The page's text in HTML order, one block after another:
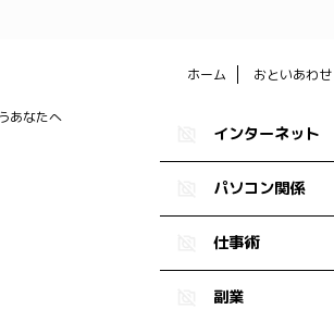
ホーム おといあわせ
インターネット
パソコン関係
仕事術
副業
あなたへ